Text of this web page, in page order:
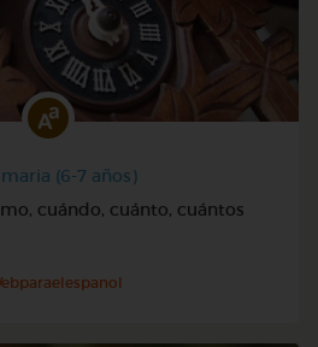
(6-7 años)
cuándo, cuánto, cuántos